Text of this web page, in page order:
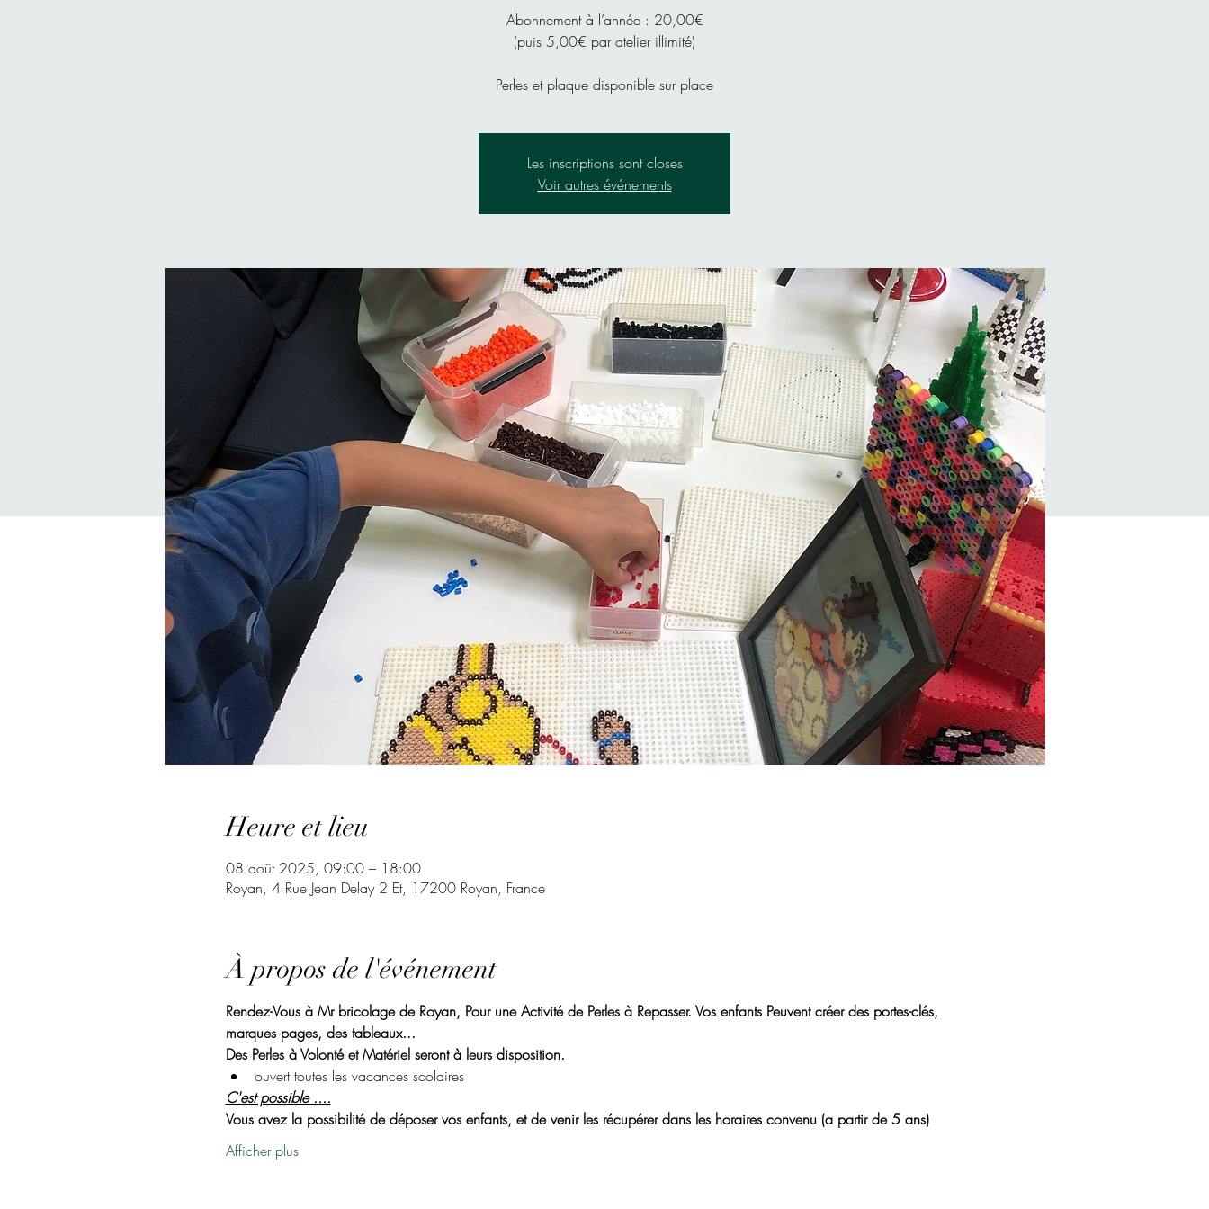
Abonnement à l’année : 20,00€
(puis 5,00€ par atelier illimité)
Perles et plaque disponible sur place
Les inscriptions sont closes
Voir autres événements
Heure et lieu
08 août 2025, 09:00 – 18:00
Royan, 4 Rue Jean Delay 2 Et, 17200 Royan, France
À propos de l'événement
Rendez-Vous à Mr bricolage de Royan, Pour une Activité de Perles à Repasser. Vos enfants Peuvent créer des portes-clés,
marques pages, des tableaux...
Des Perles à Volonté et Matériel seront à leurs disposition.
ouvert toutes les vacances scolaires
C'est possible ....
Vous avez la possibilité de déposer vos enfants, et de venir les récupérer dans les horaires convenu (a partir de 5 ans)
Afficher plus